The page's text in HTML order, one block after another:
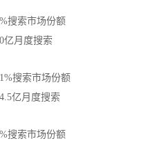
搜索市场份额
亿月度搜索
搜索市场份额
亿月度搜索
搜索市场份额